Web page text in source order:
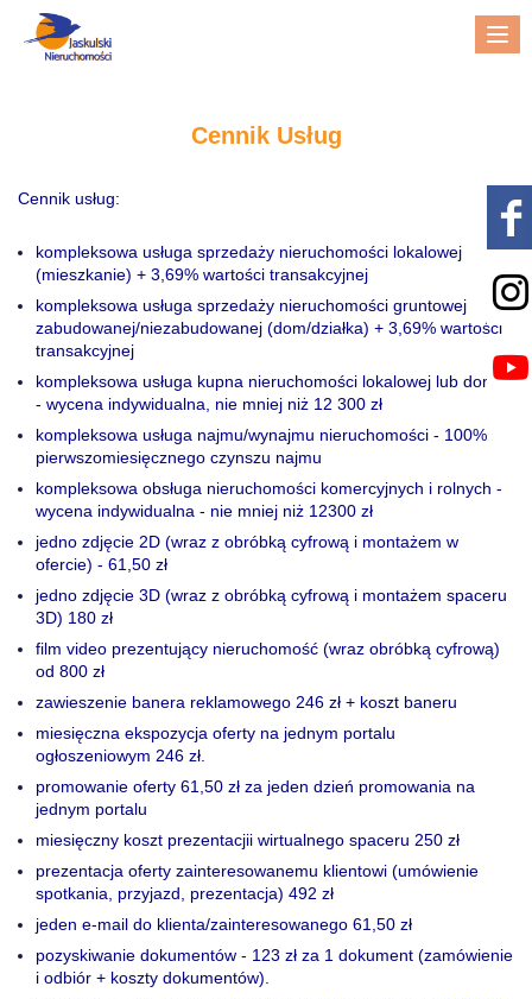
Cennik Usług
Cennik usług:
kompleksowa usługa sprzedaży nieruchomości lokalowej
(mieszkanie) + 3,69% wartości transakcyjnej
kompleksowa usługa sprzedaży nieruchomości gruntowej
zabudowanej/niezabudowanej (dom/działka) + 3,69% wartości
transakcyjnej
kompleksowa usługa kupna nieruchomości lokalowej lub domu
- wycena indywidualna, nie mniej niż 12 300 zł
kompleksowa usługa najmu/wynajmu nieruchomości - 100%
pierwszomiesięcznego czynszu najmu
kompleksowa obsługa nieruchomości komercyjnych i rolnych -
wycena indywidualna - nie mniej niż 12300 zł
jedno zdjęcie 2D (wraz z obróbką cyfrową i montażem w
ofercie) - 61,50 zł
jedno zdjęcie 3D (wraz z obróbką cyfrową i montażem spaceru
3D) 180 zł
film video prezentujący nieruchomość (wraz obróbką cyfrową)
od 800 zł
zawieszenie banera reklamowego 246 zł + koszt baneru
miesięczna ekspozycja oferty na jednym portalu
ogłoszeniowym 246 zł.
promowanie oferty 61,50 zł za jeden dzień promowania na
jednym portalu
miesięczny koszt prezentacjii wirtualnego spaceru 250 zł
prezentacja oferty zainteresowanemu klientowi (umówienie
spotkania, przyjazd, prezentacja) 492 zł
jeden e-mail do klienta/zainteresowanego 61,50 zł
pozyskiwanie dokumentów - 123 zł za 1 dokument (zamówienie
i odbiór + koszty dokumentów).